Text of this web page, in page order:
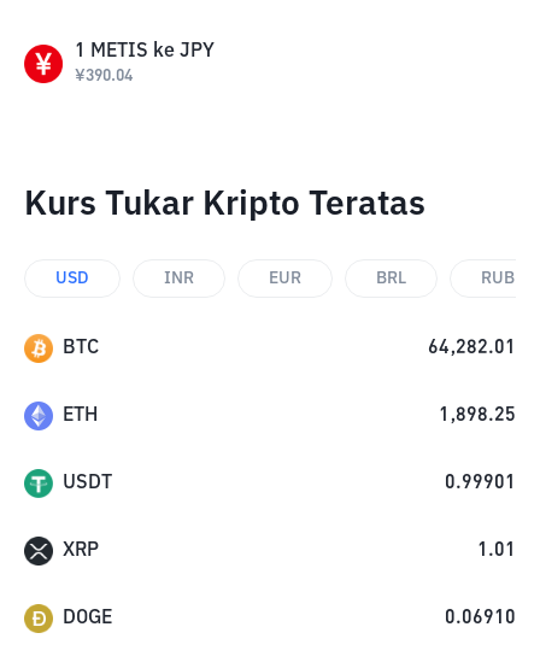
1 METIS ke JPY
¥390.04
Kurs Tukar Kripto Teratas
USD INR EUR BRL RUB
BTC 64,282.01
ETH 1,898.25
USDT 0.99901
XRP 1.01
DOGE 0.06910